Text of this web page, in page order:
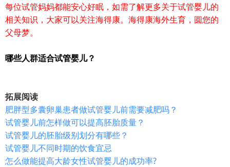
每位试管妈妈都能安心好眠，如需了解更多关于试管婴儿的
相关知识，大家可以关注海得康。海得康海外生育，圆您的
父母梦。
哪些人群适合试管婴儿？
拓展阅读
肥胖型多囊卵巢患者做试管婴儿前需要减肥吗？
试管婴儿前怎样做可以提高胚胎质量？
试管婴儿的胚胎级别划分有哪些？
试管婴儿不同时期的饮食宜忌
怎么做能提高大龄女性试管婴儿的成功率?